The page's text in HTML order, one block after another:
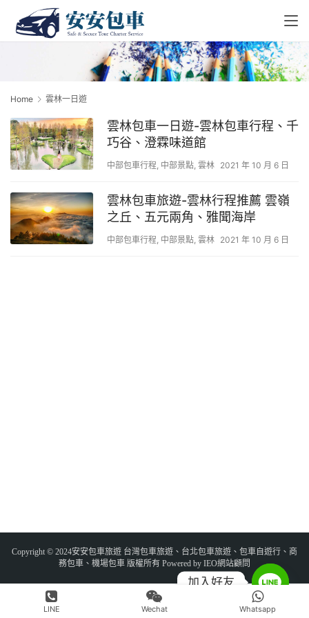
Home 雲林一日遊
雲林包車一日遊-雲林包車行程、千
巧谷、澄霖味道館
中部包車行程 中部景點 雲林 2021 年 10 月 6 日
雲林包車旅遊-雲林行程推薦 雲嶺
之丘、五元兩角、雅聞海岸
中部包車行程 中部景點 雲林 2021 年 10 月 6 日
Copyright © 2024安安包車旅遊 台灣包車旅遊、台北包車旅遊、包車自遊行、商
務包車、機場包車 版權所有 Powered by IEO網站顧問
LINE Wechat Whatsapp
加入好友